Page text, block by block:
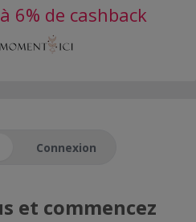
6% de cashback
Connexion
et commencez